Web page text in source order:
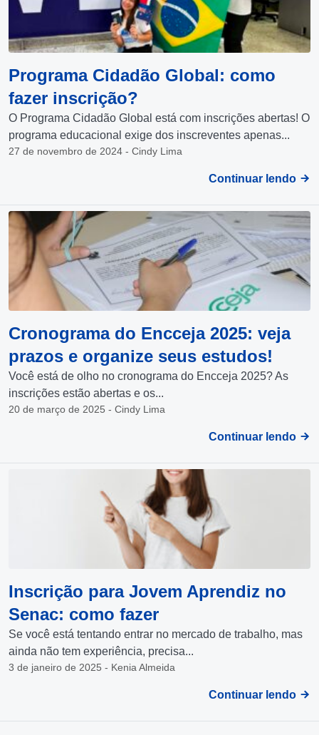
Programa Cidadão Global: como
fazer inscrição?
O Programa Cidadão Global está com inscrições abertas! O
programa educacional exige dos inscreventes apenas...
27 de novembro de 2024 - Cindy Lima
Continuar lendo
Cronograma do Encceja 2025: veja
prazos e organize seus estudos!
Você está de olho no cronograma do Encceja 2025? As
inscrições estão abertas e os...
20 de março de 2025 - Cindy Lima
Continuar lendo
Inscrição para Jovem Aprendiz no
Senac: como fazer
Se você está tentando entrar no mercado de trabalho, mas
ainda não tem experiência, precisa...
3 de janeiro de 2025 - Kenia Almeida
Continuar lendo